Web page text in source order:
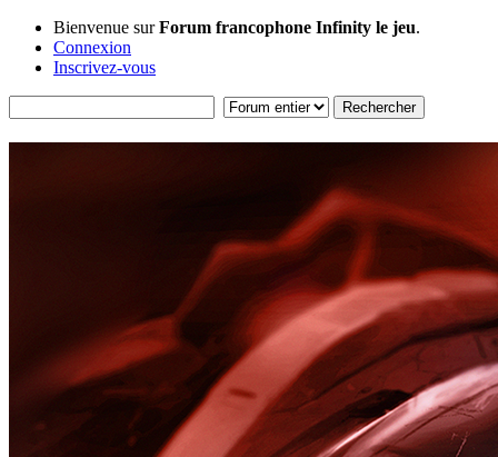
Bienvenue surForum francophone Infinity le jeu.
Connexion
Inscrivez-vous